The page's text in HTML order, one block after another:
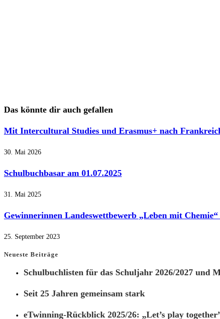
Das könnte dir auch gefallen
Mit Intercultural Studies und Erasmus+ nach
30. Mai 2026
Schulbuchbasar am 01.07.2025
31. Mai 2025
Gewinnerinnen Landeswettbewerb „Leben mit Chemie“
25. September 2023
Neueste Beiträge
Schulbuchlisten für das Schuljahr 2026/2027 und
Seit 25 Jahren gemeinsam stark
eTwinning-Rückblick 2025/26: „Let’s play